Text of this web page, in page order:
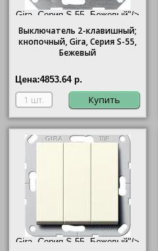
Gira, Серия S-55, Бежевый"/>
Выключатель 2-клавишный;
кнопочный,Gira, Серия S-55,
Бежевый
Цена:4853.64 р.
Купить
Gira, Серия S-55, Бежевый"/>